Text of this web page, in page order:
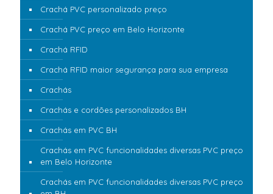
Crachá PVC personalizado preço
Crachá PVC preço em Belo Horizonte
Crachá RFID
Crachá RFID maior segurança para sua empresa
Crachás
Crachás e cordões personalizados BH
Crachás em PVC BH
Crachás em PVC funcionalidades diversas PVC preço
em Belo Horizonte
Crachás em PVC funcionalidades diversas PVC preço